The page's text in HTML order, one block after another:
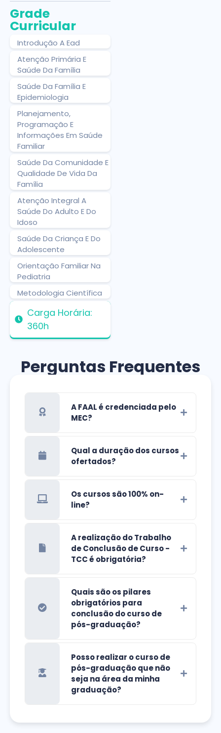
Grade
Curricular
Introdução A Ead
Atenção Primária E
Saúde Da Família
Saúde Da Família E
Epidemiologia
Planejamento,
Programação E
Informações Em Saúde
Familiar
Saúde Da Comunidade E
Qualidade De Vida Da
Família
Atenção Integral A
Saúde Do Adulto E Do
Idoso
Saúde Da Criança E Do
Adolescente
Orientação Familiar Na
Pediatria
Metodologia Científica
Carga Horária:
360h
Perguntas Frequentes
A FAAL é credenciada pelo
MEC?
Qual a duração dos cursos
ofertados?
Os cursos são 100% on-
line?
A realização do Trabalho
de Conclusão de Curso -
TCC é obrigatória?
Quais são os pilares
obrigatórios para
conclusão do curso de
pós-graduação?
Posso realizar o curso de
pós-graduação que não
seja na área da minha
graduação?